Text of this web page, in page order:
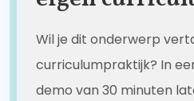
Wil je dit onderwerp
curriculumpraktijk? In
demo van 30 minuten